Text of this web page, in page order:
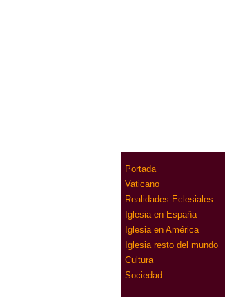
Portada
Vaticano
Realidades Eclesiales
Iglesia en España
Iglesia en América
Iglesia resto del mundo
Cultura
Sociedad